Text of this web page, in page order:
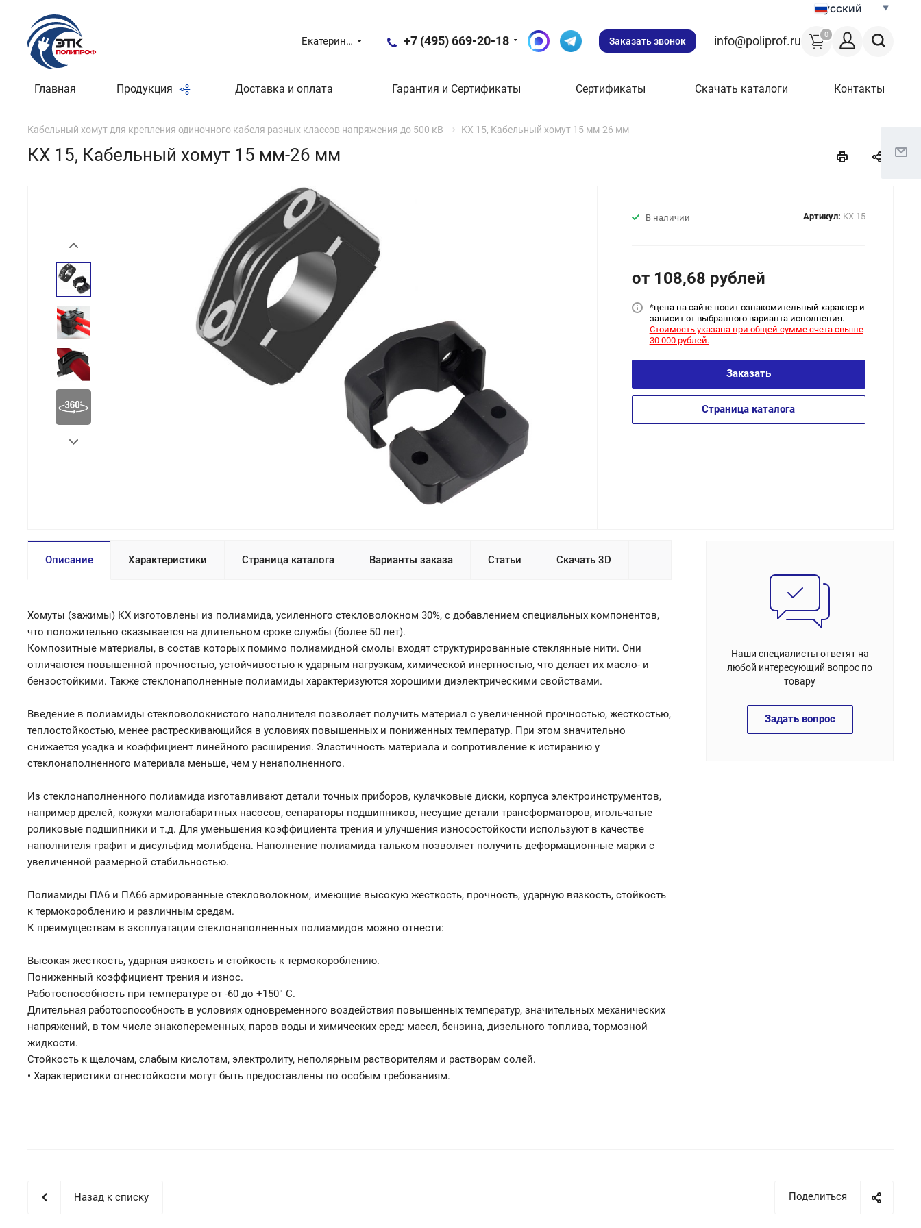
Русский
0
Екатеринбург +7 (495) 669-20-18 Заказать звонок info@poliprof.ru
Главная Продукция Доставка и оплата Гарантия и Сертификаты Сертификаты Скачать каталоги Контакты
Кабельный хомут для крепления одиночного кабеля разных классов напряжения до 500 кВ КХ 15, Кабельный хомут 15 мм-26 мм
КХ 15, Кабельный хомут 15 мм-26 мм
В наличии Артикул: КХ 15
от 108,68 рублей
*цена на сайте носит ознакомительный характер и
зависит от выбранного варианта исполнения.
Стоимость указана при общей сумме счета свыше
30 000 рублей.
Заказать
Страница каталога
Описание Характеристики Страница каталога Варианты заказа Статьи Скачать 3D
Хомуты (зажимы) КХ изготовлены из полиамида, усиленного стекловолокном 30%, с добавлением специальных компонентов,
что положительно сказывается на длительном сроке службы (более 50 лет).
Композитные материалы, в состав которых помимо полиамидной смолы входят структурированные стеклянные нити. Они
отличаются повышенной прочностью, устойчивостью к ударным нагрузкам, химической инертностью, что делает их масло- и
бензостойкими. Также стеклонаполненные полиамиды характеризуются хорошими диэлектрическими свойствами.
Введение в полиамиды стекловолокнистого наполнителя позволяет получить материал с увеличенной прочностью, жесткостью,
теплостойкостью, менее растрескивающийся в условиях повышенных и пониженных температур. При этом значительно
снижается усадка и коэффициент линейного расширения. Эластичность материала и сопротивление к истиранию у
стеклонаполненного материала меньше, чем у ненаполненного.
Из стеклонаполненного полиамида изготавливают детали точных приборов, кулачковые диски, корпуса электроинструментов,
например дрелей, кожухи малогабаритных насосов, сепараторы подшипников, несущие детали трансформаторов, игольчатые
роликовые подшипники и т.д. Для уменьшения коэффициента трения и улучшения износостойкости используют в качестве
наполнителя графит и дисульфид молибдена. Наполнение полиамида тальком позволяет получить деформационные марки с
увеличенной размерной стабильностью.
Полиамиды ПА6 и ПА66 армированные стекловолокном, имеющие высокую жесткость, прочность, ударную вязкость, стойкость
к термокороблению и различным средам.
К преимуществам в эксплуатации стеклонаполненных полиамидов можно отнести:
Высокая жесткость, ударная вязкость и стойкость к термокороблению.
Пониженный коэффициент трения и износ.
Работоспособность при температуре от -60 до +150° С.
Длительная работоспособность в условиях одновременного воздействия повышенных температур, значительных механических
напряжений, в том числе знакопеременных, паров воды и химических сред: масел, бензина, дизельного топлива, тормозной
жидкости.
Стойкость к щелочам, слабым кислотам, электролиту, неполярным растворителям и растворам солей.
• Характеристики огнестойкости могут быть предоставлены по особым требованиям.
Наши специалисты ответят на
любой интересующий вопрос по
товару
Задать вопрос
Поделиться
Назад к списку